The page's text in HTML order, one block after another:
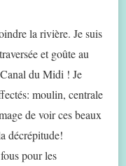
la rivière. Je suis
et goûte au
du Midi ! Je
moulin, centrale
de voir ces beaux
décrépitude!
pour les